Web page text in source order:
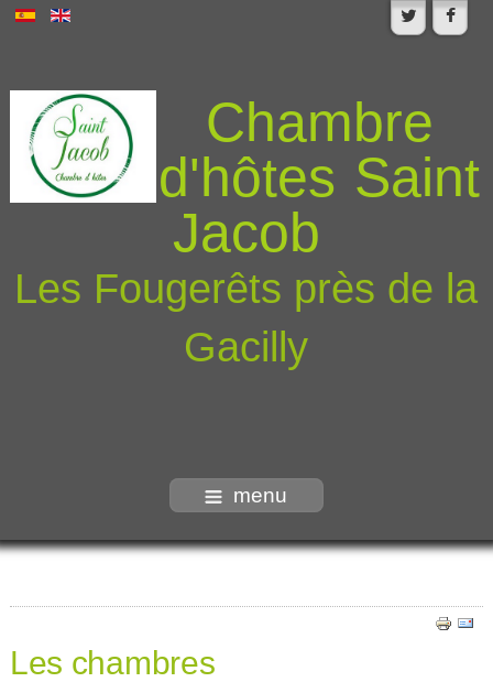
Chambre
d'hôtes Saint
Jacob
Les Fougerêts près de la
Gacilly
menu
Les chambres